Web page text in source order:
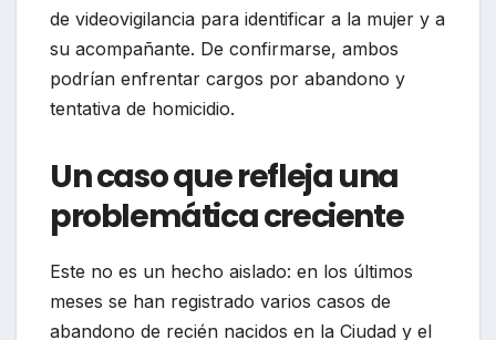
de videovigilancia para identificar a la mujer y a
su acompañante. De confirmarse, ambos
podrían enfrentar cargos por abandono y
tentativa de homicidio.
Un caso que refleja una
problemática creciente
Este no es un hecho aislado: en los últimos
meses se han registrado varios casos de
abandono de recién nacidos en la Ciudad y el